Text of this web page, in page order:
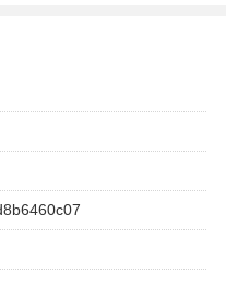
不同的体验，玩家的选择
戏的重玩价值。
即使在高强度的战斗场景
以专注于游戏本身，而不
上有了更多的策略选择，